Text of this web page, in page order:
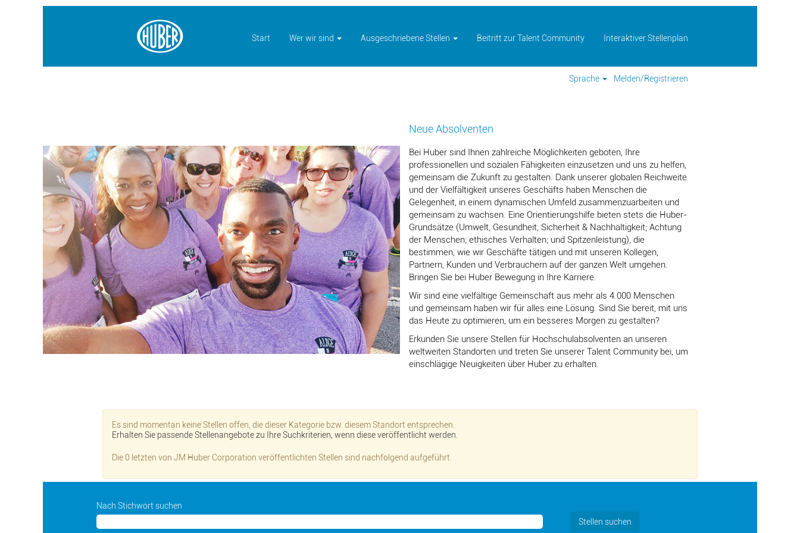
Start Wer wir sind Ausgeschriebene Stellen Beitritt zur Talent Community Interaktiver Stellenplan
Sprache Melden/Registrieren
Neue Absolventen
Bei Huber sind Ihnen zahlreiche Möglichkeiten geboten, Ihre
professionellen und sozialen Fähigkeiten einzusetzen und uns zu helfen,
gemeinsam die Zukunft zu gestalten. Dank unserer globalen Reichweite
und der Vielfältigkeit unseres Geschäfts haben Menschen die
Gelegenheit, in einem dynamischen Umfeld zusammenzuarbeiten und
gemeinsam zu wachsen. Eine Orientierungshilfe bieten stets die Huber-
Grundsätze (Umwelt, Gesundheit, Sicherheit & Nachhaltigkeit; Achtung
der Menschen; ethisches Verhalten; und Spitzenleistung), die
bestimmen, wie wir Geschäfte tätigen und mit unseren Kollegen,
Partnern, Kunden und Verbrauchern auf der ganzen Welt umgehen.
Bringen Sie bei Huber Bewegung in Ihre Karriere.
Wir sind eine vielfältige Gemeinschaft aus mehr als 4.000 Menschen
und gemeinsam haben wir für alles eine Lösung. Sind Sie bereit, mit uns
das Heute zu optimieren, um ein besseres Morgen zu gestalten?
Erkunden Sie unsere Stellen für Hochschulabsolventen an unseren
weltweiten Standorten und treten Sie unserer Talent Community bei, um
einschlägige Neuigkeiten über Huber zu erhalten.
Es sind momentan keine Stellen offen, die dieser Kategorie bzw. diesem Standort entsprechen.
Erhalten Sie passende Stellenangebote zu Ihre Suchkriterien, wenn diese veröffentlicht werden.
Die 0 letzten von JM Huber Corporation veröffentlichten Stellen sind nachfolgend aufgeführt.
Nach Stichwort suchen